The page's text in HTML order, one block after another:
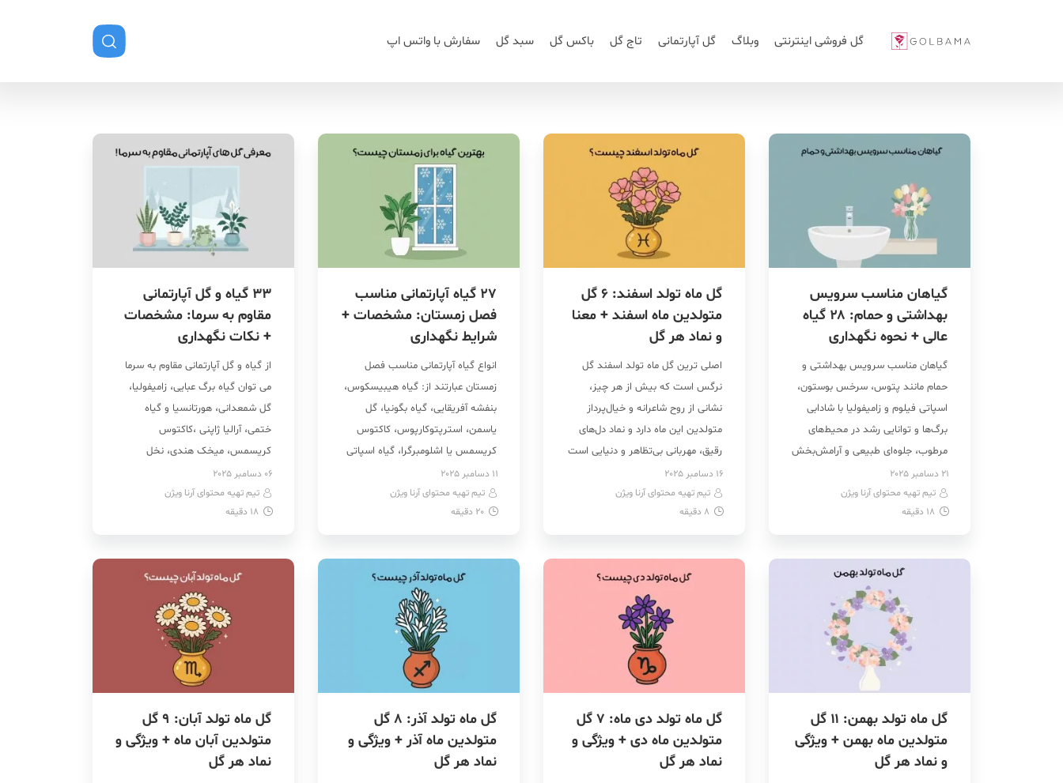
گل فروشی اینترنتی وبلاگ گل آپارتمانی تاج گل باکس گل سبد گل سفارش با واتس اپ
گیاهان مناسب سرویس
بهداشتی و حمام: ۲۸ گیاه
عالی + نحوه نگهداری
گیاهان مناسب سرویس بهداشتی و
حمام مانند پتوس، سرخس بوستون،
اسپاتی فیلوم و زامیفولیا با شادابی
برگ‌ها و توانایی رشد در محیط‌های
مرطوب، جلوه‌ای طبیعی و آرامش‌بخش
به فضا می‌بخشند. این گونه‌ها بخاطر
توانایی تحمل نور کم، رطوبت بالا و
تغییرات دمایی محدود به‌عنوان گیاه
می‌شوند. برای نگهداری گیاه در […]
21 دسامبر 2025
تیم تهیه محتوای آرنا ویژن
18 دقیقه
گل ماه تولد اسفند: ۶ گل
متولدین ماه اسفند + معنا
و نماد هر گل
اصلی ترین گل ماه تولد اسفند گل
نرگس است که بیش از هر چیز،
نشانی از روح شاعرانه و خیال‌پرداز
متولدین این ماه دارد و نماد دل‌های
رقیق، مهربانی بی‌تظاهر و دنیایی است
که با احساس ساخته می‌شود. گل
نسترن، نیلوفر آبی، شکوفه گیلاس،
گیاه عنکبوتی و گیاه آگلونما از دیگر
16 دسامبر 2025
تیم تهیه محتوای آرنا ویژن
8 دقیقه
۲۷ گیاه آپارتمانی مناسب
فصل زمستان: مشخصات +
شرایط نگهداری
انواع گیاه آپارتمانی مناسب فصل
زمستان عبارتند از: گیاه هیبیسکوس،
بنفشه آفریقایی، گیاه بگونیا، گل
یاسمن، استرپتوکارپوس، کاکتوس
کریسمس یا اشلومبرگرا، گیاه اسپاتی
فیلوم، گیاه ماهی قرمز یا نماتانسوس،
کالانکوئه، گیاه سانسوریا، گیاه نعنا
فلفلی، آلوئه ورا، برومیلیا، سرخس
سروپژیا، گیاه بابا آدم، گل جادوانه
چینی یا نخشید، پرسیاوش، فیکوس،
11 دسامبر 2025
تیم تهیه محتوای آرنا ویژن
20 دقیقه
۳۳ گیاه و گل آپارتمانی
مقاوم به سرما: مشخصات
+ نکات نگهداری
از گیاه و گل آپارتمانی مقاوم به سرما
می توان گیاه برگ عبایی، زامیفولیا،
گل شمعدانی، هورتانسیا و گیاه
ختمی، آرالیا ژاپنی ،کاکتوس
کریسمس، میخک هندی، نخل
سیکاس و آگلونما را نام برد. این
گیاهان آپارتمانی مقاوم به سرما در
محیط خنکرشد می‌کنند و حتی در
[…]
06 دسامبر 2025
تیم تهیه محتوای آرنا ویژن
18 دقیقه
گل ماه تولد بهمن: ۱۱ گل
متولدین ماه بهمن + ویژگی
و نماد هر گل
گل ماه تولد دی ماه: ۷ گل
متولدین ماه دی + ویژگی و
نماد هر گل
گل ماه تولد آذر: ۸ گل
متولدین ماه آذر + ویژگی و
نماد هر گل
گل ماه تولد آبان: ۹ گل
متولدین آبان ماه + ویژگی و
نماد هر گل